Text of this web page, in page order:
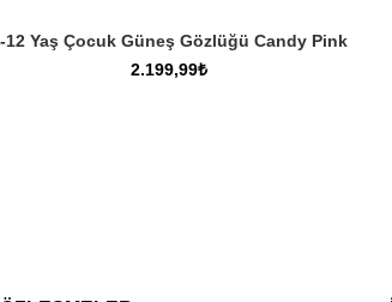
12 Yaş Çocuk Güneş Gözlüğü Candy Pink
₺